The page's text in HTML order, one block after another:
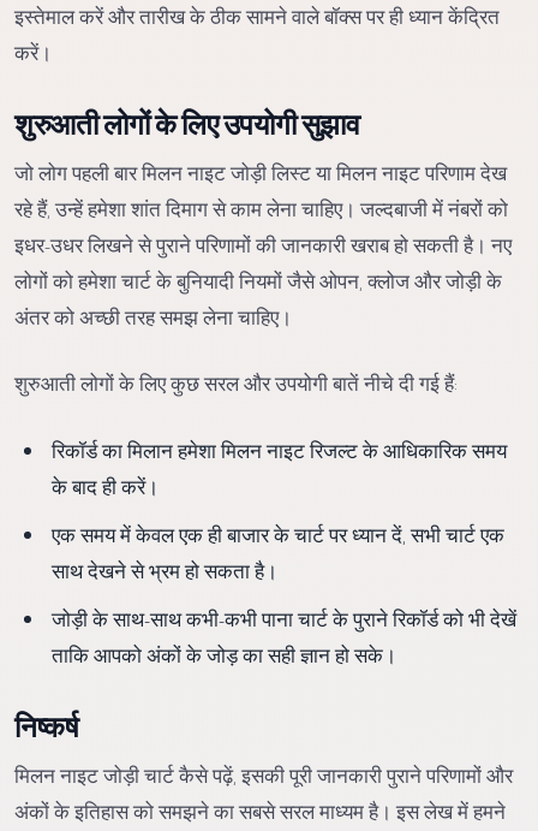
इस्तेमाल करें और तारीख के ठीक सामने वाले बॉक्स पर ही ध्यान केंद्रित
करें।
शुरुआती लोगों के लिए उपयोगी सुझाव
जो लोग पहली बार मिलन नाइट जोड़ी लिस्ट या मिलन नाइट परिणाम देख
रहे हैं, उन्हें हमेशा शांत दिमाग से काम लेना चाहिए। जल्दबाजी में नंबरों को
इधर-उधर लिखने से पुराने परिणामों की जानकारी खराब हो सकती है। नए
लोगों को हमेशा चार्ट के बुनियादी नियमों जैसे ओपन, क्लोज और जोड़ी के
अंतर को अच्छी तरह समझ लेना चाहिए।
शुरुआती लोगों के लिए कुछ सरल और उपयोगी बातें नीचे दी गई हैं:
रिकॉर्ड का मिलान हमेशा मिलन नाइट रिजल्ट के आधिकारिक समय
के बाद ही करें।
एक समय में केवल एक ही बाजार के चार्ट पर ध्यान दें, सभी चार्ट एक
साथ देखने से भ्रम हो सकता है।
जोड़ी के साथ-साथ कभी-कभी पाना चार्ट के पुराने रिकॉर्ड को भी देखें
ताकि आपको अंकों के जोड़ का सही ज्ञान हो सके।
निष्कर्ष
मिलन नाइट जोड़ी चार्ट कैसे पढ़ें, इसकी पूरी जानकारी पुराने परिणामों और
अंकों के इतिहास को समझने का सबसे सरल माध्यम है। इस लेख में हमने